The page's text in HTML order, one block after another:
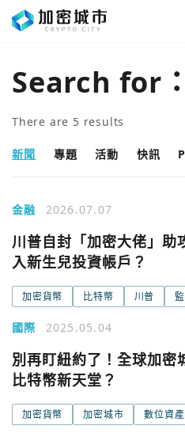
Search for：
There are 5 results
新聞 專題 活動 快訊
金融 2026.07.07
川普自封「加密大佬」助
入新生兒投資帳戶？
加密貨幣 比特幣 川普
國際 2025.05.04
別再盯紐約了！全球加密
比特幣新天堂？
加密貨幣 加密城市 數位資產